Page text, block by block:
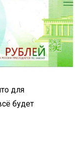
для
будет